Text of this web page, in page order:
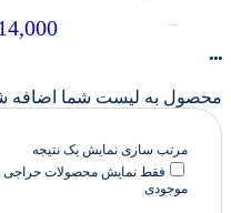
...
محصول به لیست شما اضافه
مرتب سازی نمایش یک نتیجه
فقط نمایش محصولات حراجی
موجودی